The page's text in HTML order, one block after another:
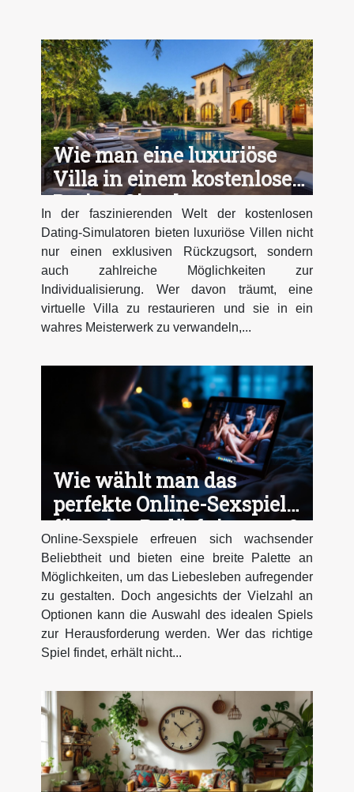
Wie man eine luxuriöse
Villa in einem kostenlosen
Dating-Simulator
restauriert
In der faszinierenden Welt der kostenlosen
Dating-Simulatoren bieten luxuriöse Villen nicht
nur einen exklusiven Rückzugsort, sondern
auch zahlreiche Möglichkeiten zur
Individualisierung. Wer davon träumt, eine
virtuelle Villa zu restaurieren und sie in ein
wahres Meisterwerk zu verwandeln,...
Wie wählt man das
perfekte Online-Sexspiel
für seine Bedürfnisse aus?
Online-Sexspiele erfreuen sich wachsender
Beliebtheit und bieten eine breite Palette an
Möglichkeiten, um das Liebesleben aufregender
zu gestalten. Doch angesichts der Vielzahl an
Optionen kann die Auswahl des idealen Spiels
zur Herausforderung werden. Wer das richtige
Spiel findet, erhält nicht...